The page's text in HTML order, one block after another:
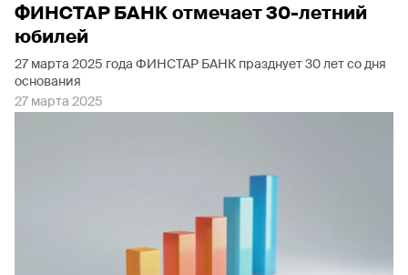
ФИНСТАР БАНК отмечает 30-летний
юбилей
27 марта 2025 года ФИНСТАР БАНК празднует 30 лет со дня
основания
27 марта 2025